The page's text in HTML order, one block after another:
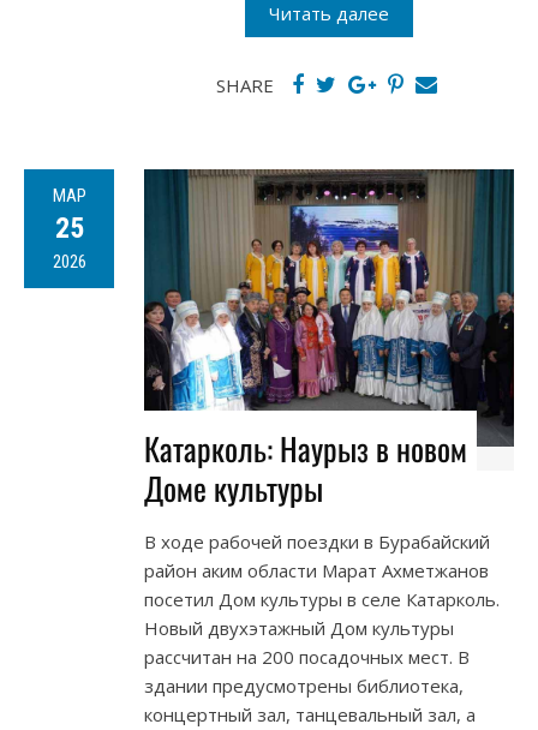
Читать далее
SHARE
МАР
25
2026
Катарколь: Наурыз в новом
Доме культуры
В ходе рабочей поездки в Бурабайский
район аким области Марат Ахметжанов
посетил Дом культуры в селе Катарколь.
Новый двухэтажный Дом культуры
рассчитан на 200 посадочных мест. В
здании предусмотрены библиотека,
концертный зал, танцевальный зал, а